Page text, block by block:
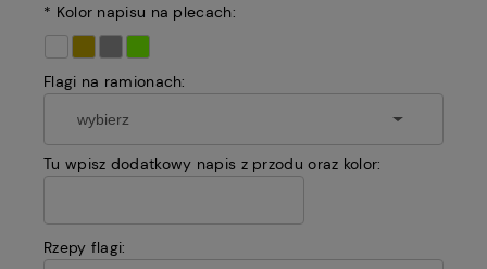
* Kolor napisu na plecach:
Flagi na ramionach:
Tu wpisz dodatkowy napis z przodu oraz kolor:
Rzepy flagi: